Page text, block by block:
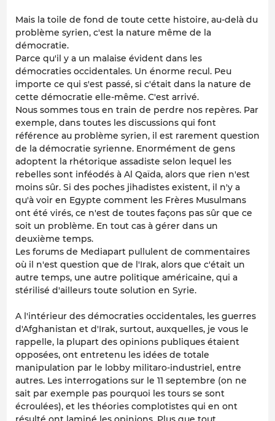
Mais la toile de fond de toute cette histoire, au-delà du
problème syrien, c'est la nature même de la
démocratie.
Parce qu'il y a un malaise évident dans les
démocraties occidentales. Un énorme recul. Peu
importe ce qui s'est passé, si c'était dans la nature de
cette démocratie elle-même. C'est arrivé.
Nous sommes tous en train de perdre nos repères. Par
exemple, dans toutes les discussions qui font
référence au problème syrien, il est rarement question
de la démocratie syrienne. Enormément de gens
adoptent la rhétorique assadiste selon lequel les
rebelles sont inféodés à Al Qaïda, alors que rien n'est
moins sûr. Si des poches jihadistes existent, il n'y a
qu'à voir en Egypte comment les Frères Musulmans
ont été virés, ce n'est de toutes façons pas sûr que ce
soit un problème. En tout cas à gérer dans un
deuxième temps.
Les forums de Mediapart pullulent de commentaires
où il n'est question que de l'Irak, alors que c'était un
autre temps, une autre politique américaine, qui a
stérilisé d'ailleurs toute solution en Syrie.
A l'intérieur des démocraties occidentales, les guerres
d'Afghanistan et d'Irak, surtout, auxquelles, je vous le
rappelle, la plupart des opinions publiques étaient
opposées, ont entretenu les idées de totale
manipulation par le lobby militaro-industriel, entre
autres. Les interrogations sur le 11 septembre (on ne
sait par exemple pas pourquoi les tours se sont
écroulées), et les théories complotistes qui en ont